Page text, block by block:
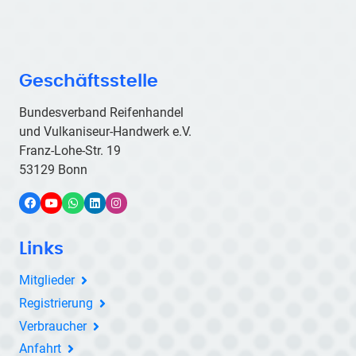
Geschäftsstelle
Bundesverband Reifenhandel
und Vulkaniseur-Handwerk e.V.
Franz-Lohe-Str. 19
53129 Bonn
FacebookYouTubeWhatsAppLinkedInInstagram
Links
Mitglieder
Registrierung
Verbraucher
Anfahrt